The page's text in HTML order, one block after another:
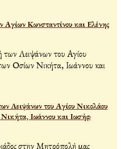
Κωνσταντίνου και Ελένης
Λειψάνων του Αγίου Νικολάου
Ιωάννου και Ιωσήφ